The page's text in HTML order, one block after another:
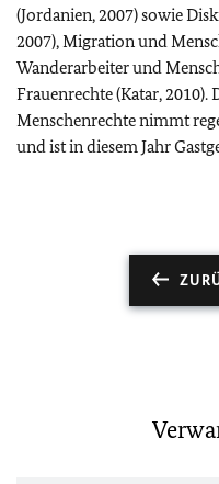
(Jordanien, 2007) sowie
2007), Migration und
Wanderarbeiter und
Frauenrechte (Katar, 2010).
Menschenrechte nimmt
und ist in diesem Jahr